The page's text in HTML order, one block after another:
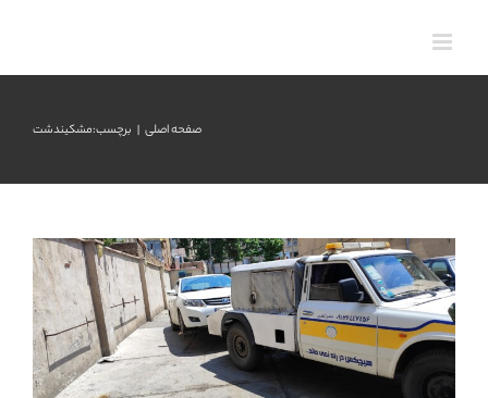
صفحه اصلی برچسب:مشکیندشت
امداد خودرو یدک کش نیسان جرثقیل خودروبر
مشکین دشت شبانه روزی ماشین بر بوکسل بکسل